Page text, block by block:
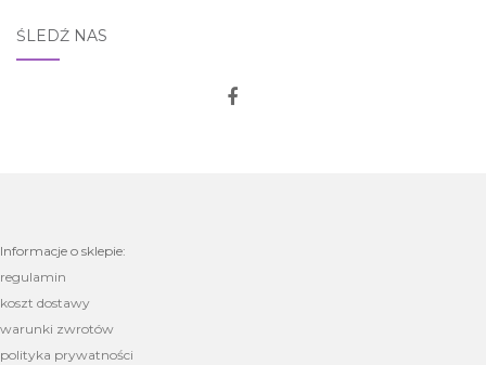
ŚLEDŹ NAS
Informacje o sklepie:
regulamin
koszt dostawy
warunki zwrotów
polityka prywatności